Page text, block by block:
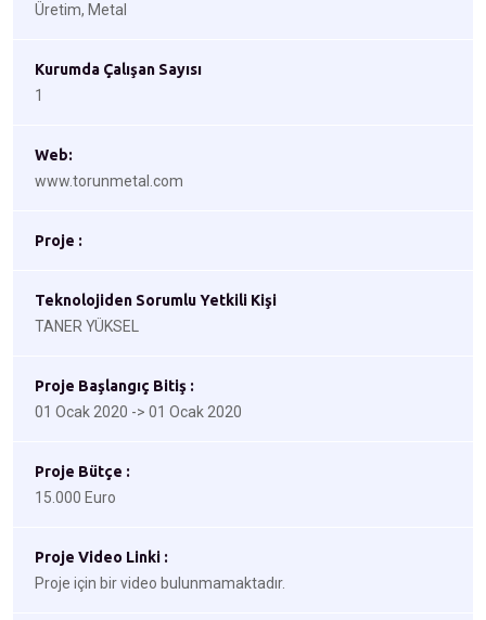
Üretim, Metal
Kurumda Çalışan Sayısı
1
Web:
www.torunmetal.com
Proje :
Teknolojiden Sorumlu Yetkili Kişi
TANER YÜKSEL
Proje Başlangıç Bitiş :
01 Ocak 2020 -> 01 Ocak 2020
Proje Bütçe :
15.000 Euro
Proje Video Linki :
Proje için bir video bulunmamaktadır.